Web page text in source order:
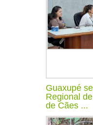
Guaxupé
Regional
de Cães ...